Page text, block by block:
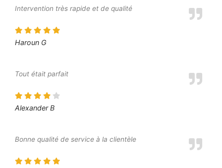
Intervention très rapide et de qualité
Haroun G
Tout était parfait
Alexander B
Bonne qualité de service à la clientèle